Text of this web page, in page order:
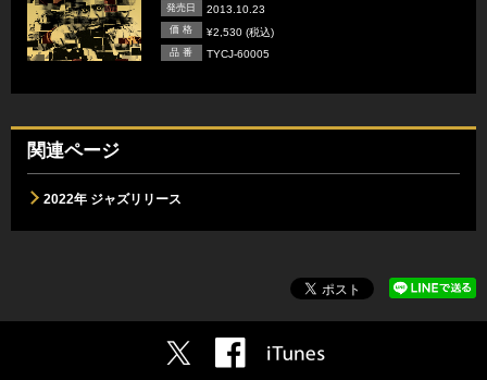
発売日 2013.10.23
価 格 ¥2,530 (税込)
品 番 TYCJ-60005
関連ページ
2022年 ジャズリリース